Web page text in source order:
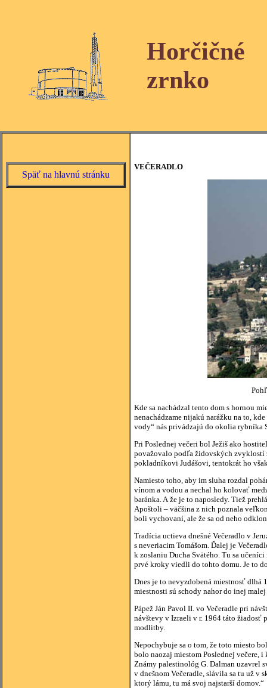
Horčičné
zrnko
Späť na hlavnú stránku
VEČERADLO
Kde sa nachádzal tento dom s hornou
nenachádzame nijakú narážku na to,
vody“ nás privádzajú do okolia rybníka
Pri Poslednej večeri bol Ježiš ako
považovalo podľa židovských zvyklostí
pokladníkovi Judášovi, tentokrát ho
Namiesto toho, aby im sluha rozdal
vínom a vodou a nechal ho kolovať
baránka. A že je to naposledy. Tiež
Apoštoli – väčšina z nich poznala
boli vychovaní, ale že sa od neho
Tradícia uctieva dnešné Večeradlo v
s neveriacim Tomášom. Ďalej je
k zoslaniu Ducha Svätého. Tu sa
prvé kroky viedli do tohto domu. Je to
Dnes je to nevyzdobená miestnosť dlhá
miestnosti sú schody nahor do inej
Pápež Ján Pavol II. vo Večeradle pri
návštevy v Izraeli v r. 1964 táto žiadosť
modlitby.
Nepochybuje sa o tom, že toto miesto
bolo naozaj miestom Poslednej večere,
Známy palestinológ G. Dalman uzavrel
v dnešnom Večeradle, slávila sa tu už v
ktorý lámu, tu má svoj najstarší domov.“